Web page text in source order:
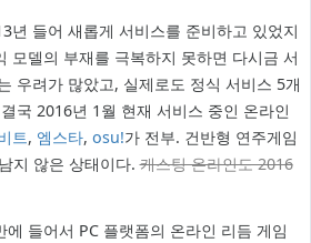
년 들어 새롭게 서비스를 준비하고 있었지
모델의 부재를 극복하지 못하면 다시금 서
우려가 많았고, 실제로도 정식 서비스 5개
국 2016년 1월 현재 서비스 중인 온라인
트, 엠스타, osu!가 전부. 건반형 연주게임
지 않은 상태이다.캐스팅 온라인도 2016
들어서 PC 플랫폼의 온라인 리듬 게임